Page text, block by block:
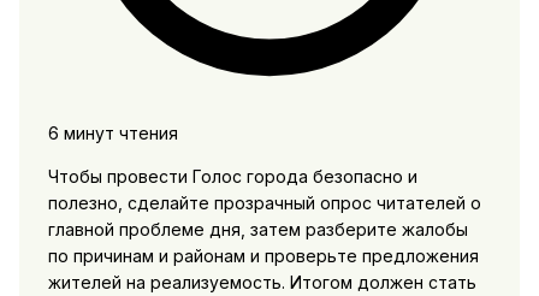
6 минут чтения
Чтобы провести Голос города безопасно и
полезно, сделайте прозрачный опрос читателей о
главной проблеме дня, затем разберите жалобы
по причинам и районам и проверьте предложения
жителей на реализуемость. Итогом должен стать